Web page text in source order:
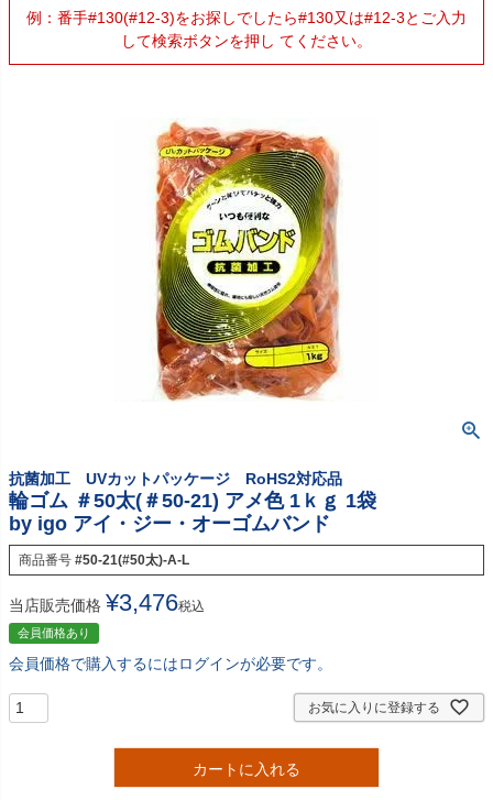
例：番手#130(#12-3)をお探しでしたら#130又は#12-3とご入力
して検索ボタンを押し てください。
抗菌加工 UVカットパッケージ RoHS2対応品
輪ゴム ＃50太(＃50-21) アメ色 1ｋｇ 1袋
by igo アイ・ジー・オーゴムバンド
商品番号 #50-21(#50太)-A-L
当店販売価格 ¥3,476税込
会員価格あり
会員価格で購入するにはログインが必要です。
お気に入りに登録する
カートに入れる